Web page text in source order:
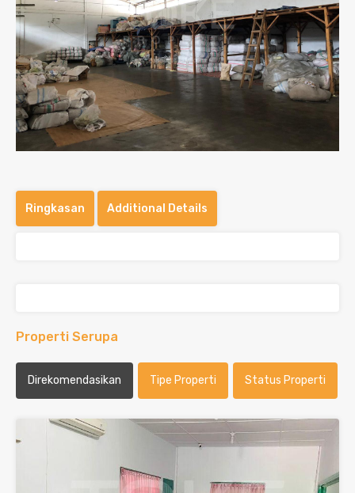
Ringkasan Additional Details
Properti Serupa
Direkomendasikan Tipe Properti Status Properti